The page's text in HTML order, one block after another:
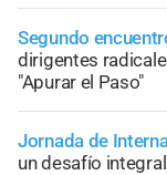
Segundo
dirigentes
"Apurar el Paso"
Jornada de
un desafío